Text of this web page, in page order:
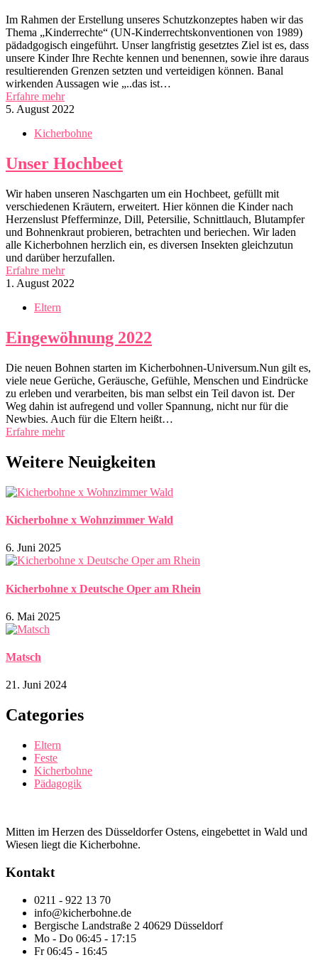
Im Rahmen der Erstellung unseres Schutzkonzeptes haben wir das
Thema „Kinderrechte“ (UN-Kinderrechtskonventionen von 1989)
pädadgogisch eingeführt. Unser langfristig gesetztes Ziel ist es, dass
unsere Kinder Ihre Rechte kennen und benennen, sowie ihre daraus
resultierenden Grenzen setzten und verteidigen können. Banal
wirkenden Aussagen wie „..das ist…
Erfahre mehr
5. August 2022
Kicherbohne
Unser Hochbeet
Wir haben unseren Naschgarten um ein Hochbeet, gefüllt mit
verschiedenen Kräutern, erweitert. Hier können die Kinder nach
Herzenslust Pfefferminze, Dill, Petersilie, Schnittlauch, Blutampfer
und Bohnenkraut probieren, betrachten und beriechen. Wir laden
alle Kicherbohnen herzlich ein, es diversen Insekten gleichzutun
und darüber herzufallen.
Erfahre mehr
1. August 2022
Eltern
Eingewöhnung 2022
Die neuen Bohnen starten im Kicherbohnen-Universum.Nun gilt es,
viele neue Gerüche, Geräusche, Gefühle, Menschen und Eindrücke
zu erleben und verarbeiten, bis man selbst ein Teil davon ist. Der
Weg dahin ist aufregend und voller Spannung, nicht nur für die
Newbies. Auch für die Eltern heißt…
Erfahre mehr
Weitere Neuigkeiten
Kicherbohne x Wohnzimmer Wald
6. Juni 2025
Kicherbohne x Deutsche Oper am Rhein
6. Mai 2025
Matsch
21. Juni 2024
Categories
Eltern
Feste
Kicherbohne
Pädagogik
Mitten im Herzen des Düsseldorfer Ostens, eingebettet in Wald und
Wiesen liegt die Kicherbohne.
Kontakt
0211 - 922 13 70
info@kicherbohne.de
Bergische Landstraße 2 40629 Düsseldorf
Mo - Do 06:45 - 17:15
Fr 06:45 - 16:45